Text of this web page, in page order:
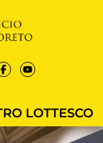
LOTTESCO